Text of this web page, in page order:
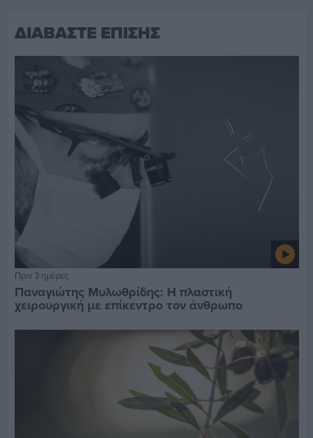
ΔΙΑΒΑΣΤΕ ΕΠΙΣΗΣ
Πριν 3 ημέρες
Παναγιώτης Μυλωθρίδης: Η πλαστική
χειρουργική με επίκεντρο τον άνθρωπο